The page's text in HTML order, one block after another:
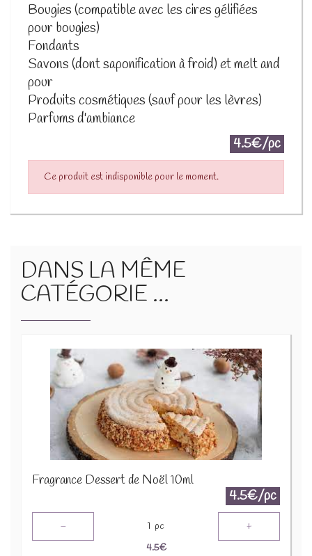
Bougies (compatible avec les cires gélifiées
pour bougies)
Fondants
Savons (dont saponification à froid) et melt and
pour
Produits cosmétiques (sauf pour les lèvres)
Parfums d'ambiance
4.5€/pc
Ce produit est indisponible pour le moment.
DANS LA MÊME
CATÉGORIE ...
Fragrance Dessert de Noël 10ml
4.5€/pc
- 1 pc +
4.5€